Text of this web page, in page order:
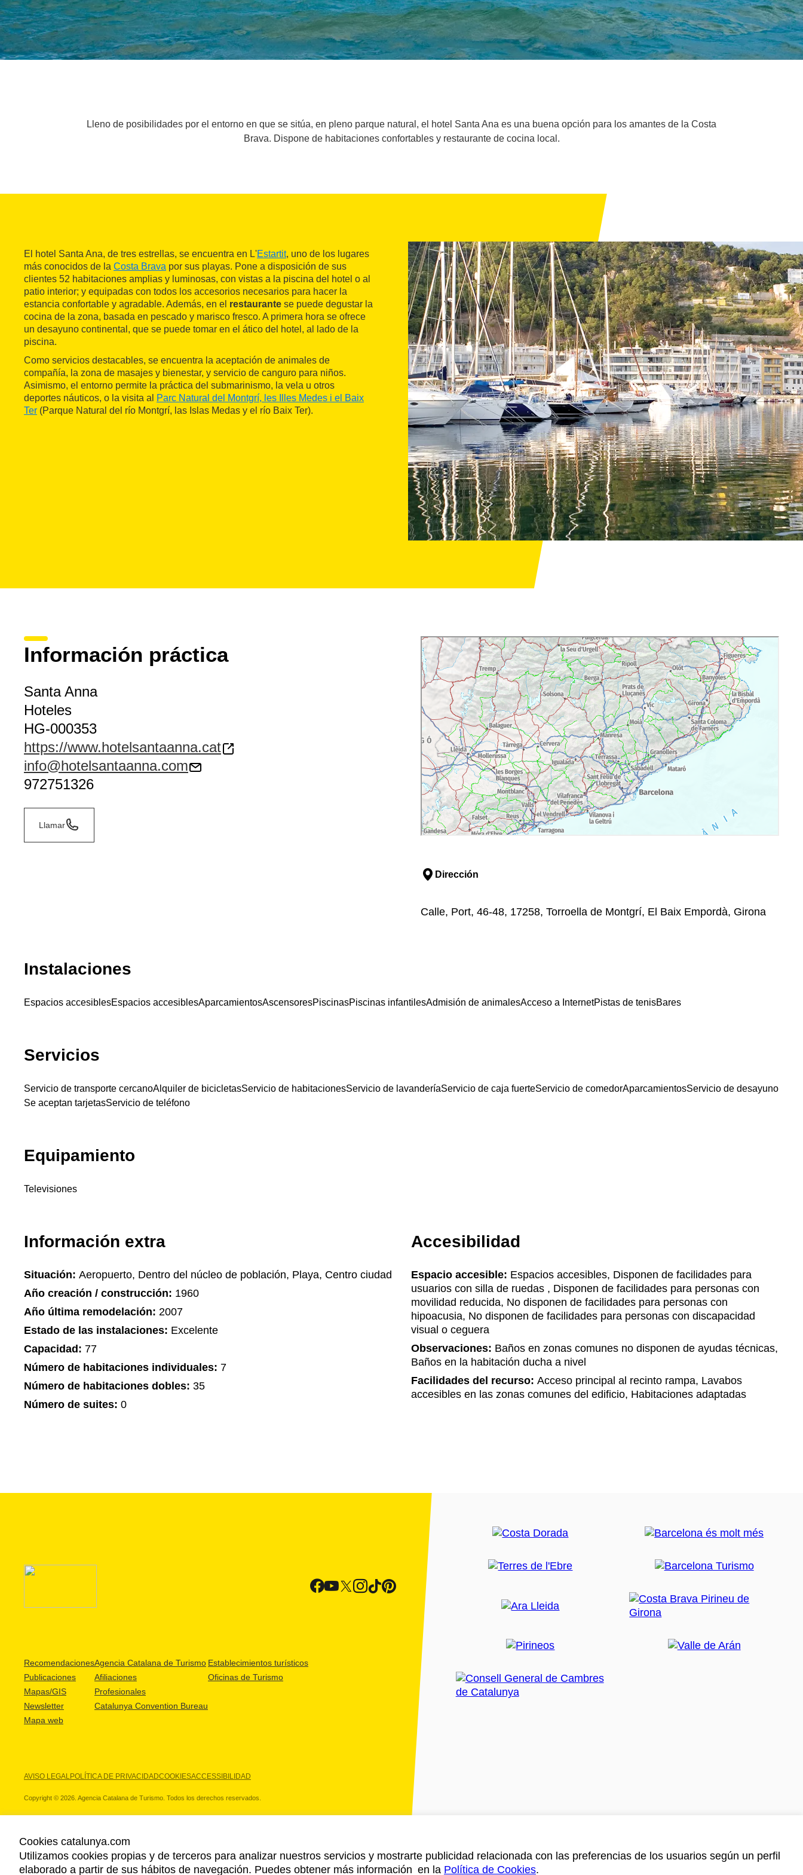
Lleno de posibilidades por el entorno en que se sitúa, en pleno parque natural, el hotel Santa Ana es una buena opción para los amantes de la Costa
Brava. Dispone de habitaciones confortables y restaurante de cocina local.
El hotel Santa Ana, de tres estrellas, se encuentra en L'Estartit, uno de los lugares
más conocidos de la Costa Brava por sus playas. Pone a disposición de sus
clientes 52 habitaciones amplias y luminosas, con vistas a la piscina del hotel o al
patio interior; y equipadas con todos los accesorios necesarios para hacer la
estancia confortable y agradable. Además, en el restaurante se puede degustar la
cocina de la zona, basada en pescado y marisco fresco. A primera hora se ofrece
un desayuno continental, que se puede tomar en el ático del hotel, al lado de la
piscina.
Como servicios destacables, se encuentra la aceptación de animales de
compañía, la zona de masajes y bienestar, y servicio de canguro para niños.
Asimismo, el entorno permite la práctica del submarinismo, la vela u otros
deportes náuticos, o la visita al
Parc Natural del Montgrí, les Illes Medes i el Baix
Ter (Parque Natural del río Montgrí, las Islas Medas y el río Baix Ter).
Información práctica
Santa Anna
Hoteles
HG-000353
https://www.hotelsantaanna.cat
info@hotelsantaanna.com
972751326
Llamar
Dirección
Calle, Port, 46-48, 17258, Torroella de Montgrí, El Baix Empordà, Girona
Instalaciones
Espacios accesiblesEspacios accesiblesAparcamientosAscensoresPiscinasPiscinas infantilesAdmisión de animalesAcceso a InternetPistas de tenisBares
Servicios
Servicio de transporte cercanoAlquiler de bicicletasServicio de habitacionesServicio de lavanderíaServicio de caja fuerteServicio de comedorAparcamientosServicio de desayuno
Se aceptan tarjetasServicio de teléfono
Equipamiento
Televisiones
Información extra
Situación: Aeropuerto, Dentro del núcleo de población, Playa, Centro ciudad
Año creación / construcción: 1960
Año última remodelación: 2007
Estado de las instalaciones: Excelente
Capacidad: 77
Número de habitaciones individuales: 7
Número de habitaciones dobles: 35
Número de suites: 0
Accesibilidad
Espacio accesible: Espacios accesibles, Disponen de facilidades para
usuarios con silla de ruedas , Disponen de facilidades para personas con
movilidad reducida, No disponen de facilidades para personas con
hipoacusia, No disponen de facilidades para personas con discapacidad
visual o ceguera
Observaciones: Baños en zonas comunes no disponen de ayudas técnicas,
Baños en la habitación ducha a nivel
Facilidades del recurso: Acceso principal al recinto rampa, Lavabos
accesibles en las zonas comunes del edificio, Habitaciones adaptadas
Recomendaciones
Publicaciones
Mapas/GIS
Newsletter
Mapa web
Agencia Catalana de Turismo
Afiliaciones
Profesionales
Catalunya Convention Bureau
Establecimientos turísticos
Oficinas de Turismo
AVISO LEGALPOLÍTICA DE PRIVACIDADCOOKIESACCESSIBILIDAD
Copyright © 2026. Agencia Catalana de Turismo. Todos los derechos reservados.
NUESTROS PARTNERS
Cookies catalunya.com
Utilizamos cookies propias y de terceros para analizar nuestros servicios y mostrarte publicidad relacionada con las preferencias de los usuarios según un perfil
elaborado a partir de sus hábitos de navegación. Puedes obtener más información en la Política de Cookies.